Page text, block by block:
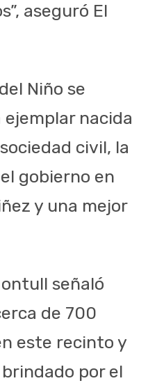
aseguró El
Niño se
nacida
civil, la
gobierno en
y una mejor
señaló
de 700
este recinto y
por el